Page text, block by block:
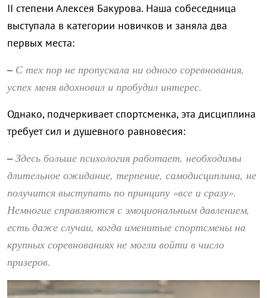
II степени Алексея Бакурова. Наша собеседница
выступала в категории новичков и заняла два
первых места:
– С тех пор не пропускала ни одного соревнования,
успех меня вдохновил и пробудил интерес.
Однако, подчеркивает спортсменка, эта дисциплина
требует сил и душевного равновесия:
–Здесь больше психология работает, необходимы
длительное ожидание, терпение, самодисциплина, не
получится выступать по принципу «все и сразу».
Немногие справляются с эмоциональным давлением,
есть даже случаи, когда именитые спортсмены на
крупных соревнованиях не могли войти в число
призеров.